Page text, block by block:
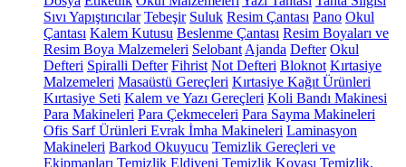
Sıvı Yapıştırıcılar Tebeşir Suluk Resim Çantası Pano Okul
Çantası Kalem Kutusu Beslenme Çantası Resim Boyaları ve
Resim Boya Malzemeleri Selobant Ajanda Defter Okul
Defteri Spiralli Defter Fihrist Not Defteri Bloknot Kırtasiye
Malzemeleri Masaüstü Gereçleri Kırtasiye Kağıt Ürünleri
Kırtasiye Seti Kalem ve Yazı Gereçleri Koli Bandı Makinesi
Para Makineleri Para Çekmeceleri Para Sayma Makineleri
Ofis Sarf Ürünleri Evrak İmha Makineleri Laminasyon
Makineleri Barkod Okuyucu Temizlik Gereçleri ve
Ekipmanları Temizlik Eldiveni Temizlik Kovası Temizlik,